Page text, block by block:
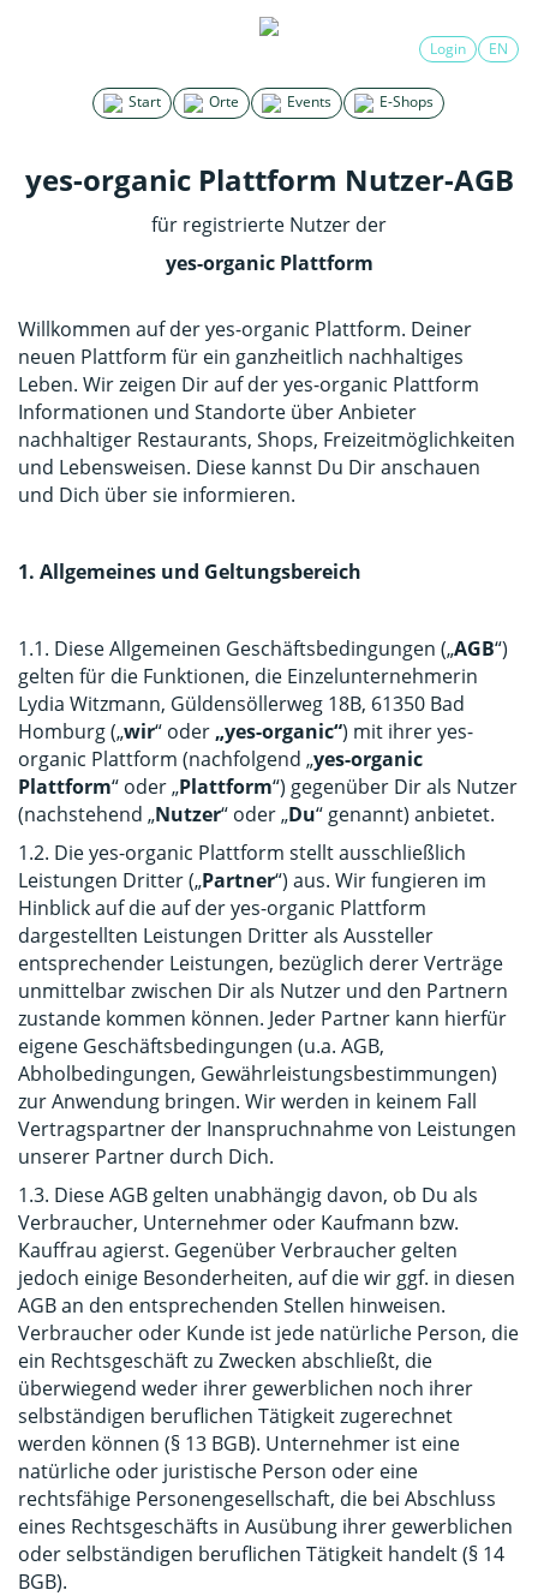
Start Orte Events E-Shops
Login EN
yes-organicPlattform Nutzer-AGB
für registrierte Nutzer der
yes-organicPlattform
Willkommen auf der yes-organic Plattform. Deiner
neuen Plattform für ein ganzheitlich nachhaltiges
Leben. Wir zeigen Dir auf der yes-organic Plattform
Informationen und Standorte über Anbieter
nachhaltiger Restaurants, Shops, Freizeitmöglichkeiten
und Lebensweisen. Diese kannst Du Dir anschauen
und Dich über sie informieren.
1. Allgemeines und Geltungsbereich
1.1. Diese Allgemeinen Geschäftsbedingungen („AGB“)
gelten für die Funktionen, die Einzelunternehmerin
Lydia Witzmann, Güldensöllerweg 18B, 61350 Bad
Homburg („wir“ oder „yes-organic“) mit ihrer yes-
organic Plattform (nachfolgend „yes-organic
Plattform“ oder „Plattform“) gegenüber Dir als Nutzer
(nachstehend „Nutzer“ oder „Du“ genannt) anbietet.
1.2. Die yes-organic Plattform stellt ausschließlich
Leistungen Dritter („Partner“) aus. Wir fungieren im
Hinblick auf die auf der yes-organic Plattform
dargestellten Leistungen Dritter als Aussteller
entsprechender Leistungen, bezüglich derer Verträge
unmittelbar zwischen Dir als Nutzer und den Partnern
zustande kommen können. Jeder Partner kann hierfür
eigene Geschäftsbedingungen (u.a. AGB,
Abholbedingungen, Gewährleistungsbestimmungen)
zur Anwendung bringen. Wir werden in keinem Fall
Vertragspartner der Inanspruchnahme von Leistungen
unserer Partner durch Dich.
1.3. Diese AGB gelten unabhängig davon, ob Du als
Verbraucher, Unternehmer oder Kaufmann bzw.
Kauffrau agierst. Gegenüber Verbraucher gelten
jedoch einige Besonderheiten, auf die wir ggf. in diesen
AGB an den entsprechenden Stellen hinweisen.
Verbraucher oder Kunde ist jede natürliche Person, die
ein Rechtsgeschäft zu Zwecken abschließt, die
überwiegend weder ihrer gewerblichen noch ihrer
selbständigen beruflichen Tätigkeit zugerechnet
werden können (§ 13 BGB). Unternehmer ist eine
natürliche oder juristische Person oder eine
rechtsfähige Personengesellschaft, die bei Abschluss
eines Rechtsgeschäfts in Ausübung ihrer gewerblichen
oder selbständigen beruflichen Tätigkeit handelt (§ 14
BGB).